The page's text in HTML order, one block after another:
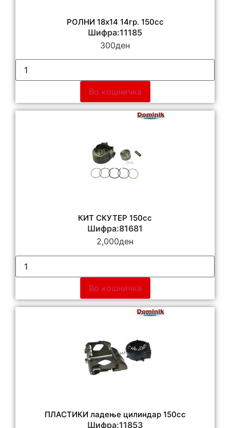
РОЛНИ 18х14 14гр. 150cc
Шифра:11185
300ден
Во кошничка
КИТ СКУТЕР 150сс
Шифра:81681
2,000ден
Во кошничка
ПЛАСТИКИ ладење цилиндар 150cc
Шифра:11853